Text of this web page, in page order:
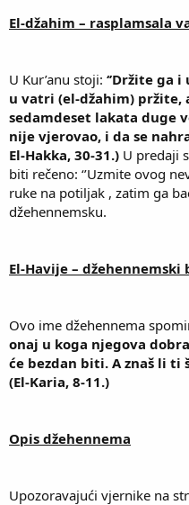
El-džahim – rasplamsala
U Kur’anu stoji: ‘’Držite ga
u vatri (el-džahim) pržite,
sedamdeset lakata duge
nije vjerovao, i da se
El-Hakka, 30-31.) U predaji
biti rečeno: ‘’Uzmite ovog
ruke na potiljak , zatim ga
džehennemsku.
El-Havije – džehennemski
Ovo ime džehennema
onaj u koga njegova
će bezdan biti. A znaš li ti
(El-Karia, 8-11.)
Opis džehennema
Upozoravajući vjernike na